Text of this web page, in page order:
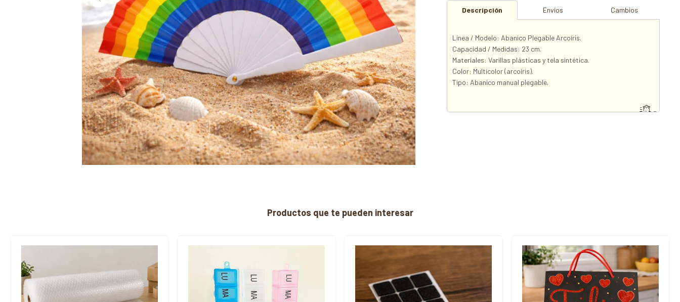
Descripción Envíos Cambios
Línea / Modelo: Abanico Plegable Arcoíris.
Capacidad / Medidas: 23 cm.
Materiales: Varillas plásticas y tela sintética.
Color: Multicolor (arcoíris).
Tipo: Abanico manual plegable.
Productos que te pueden interesar